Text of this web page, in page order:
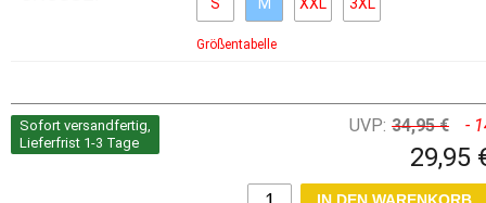
Größentabelle
Sofort versandfertig,
Lieferfrist 1-3 Tage
UVP: 34,95 € -
29,95